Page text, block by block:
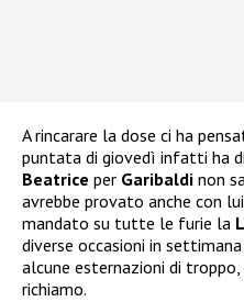
A rincarare la dose ci ha
puntata di giovedì infatti ha
Beatrice per Garibaldi non
avrebbe provato anche con
mandato su tutte le furie la
diverse occasioni in
alcune esternazioni di
richiamo.